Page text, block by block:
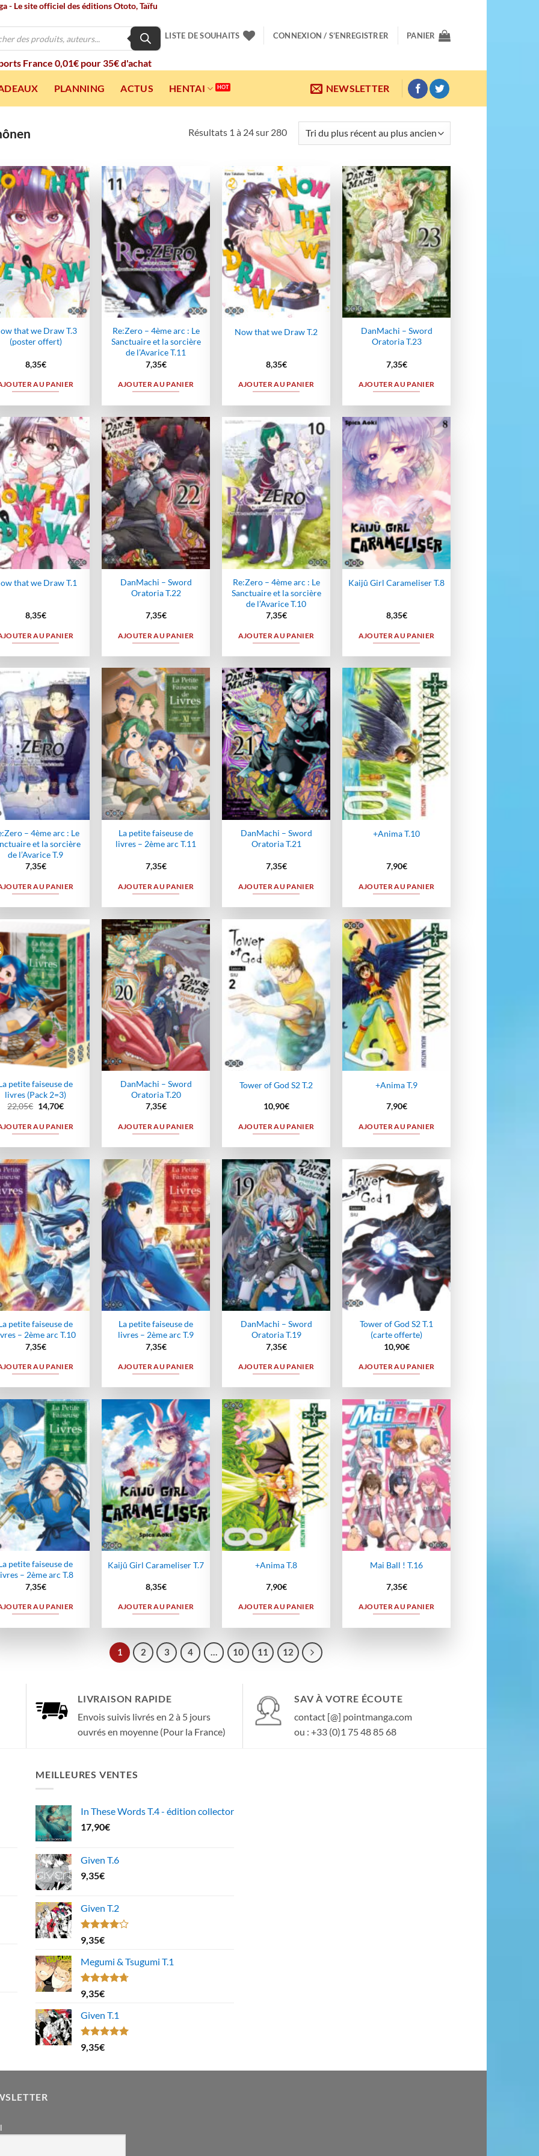
- Le site officiel des éditions Ototo, Taïfu
France 0,01€ pour 35€ d'achat
LISTE DE SOUHAITS CONNEXION / S’ENREGISTRER PANIER
PLANNING ACTUS HENTAI NEWSLETTER
Résultats 1 à 24 sur 280Trié
récent
au
plus
ancien
Ajouter
à la
wishlist
that we Draw T.3
(poster offert)
8,35€
AU PANIER
Ajouter
à la
wishlist
Re:Zero – 4ème arc : Le
Sanctuaire et la sorcière
de l’Avarice T.11
7,35€
AJOUTER AU PANIER
Ajouter
à la
wishlist
Now that we Draw T.2
8,35€
AJOUTER AU PANIER
Ajouter
à la
wishlist
DanMachi – Sword
Oratoria T.23
7,35€
AJOUTER AU PANIER
Ajouter
à la
wishlist
that we Draw T.1
8,35€
AU PANIER
Ajouter
à la
wishlist
DanMachi – Sword
Oratoria T.22
7,35€
AJOUTER AU PANIER
Ajouter
à la
wishlist
Re:Zero – 4ème arc : Le
Sanctuaire et la sorcière
de l’Avarice T.10
7,35€
AJOUTER AU PANIER
Ajouter
à la
wishlist
Kaijû Girl Carameliser T.8
8,35€
AJOUTER AU PANIER
Ajouter
à la
wishlist
– 4ème arc : Le
et la sorcière
de l’Avarice T.9
7,35€
AU PANIER
Ajouter
à la
wishlist
La petite faiseuse de
livres – 2ème arc T.11
7,35€
AJOUTER AU PANIER
Ajouter
à la
wishlist
DanMachi – Sword
Oratoria T.21
7,35€
AJOUTER AU PANIER
Ajouter
à la
wishlist
+Anima T.10
7,90€
AJOUTER AU PANIER
Ajouter
à la
wishlist
petite faiseuse de
livres (Pack 2=3)
22,05€ Le
initial
était :
14,70€Le
actuel
est :
AU PANIER
Ajouter
à la
wishlist
DanMachi – Sword
Oratoria T.20
7,35€
AJOUTER AU PANIER
Ajouter
wishlist
Tower of God S2 T.2
10,90€
AJOUTER AU PANIER
Ajouter
à la
wishlist
+Anima T.9
7,90€
AJOUTER AU PANIER
Ajouter
à la
wishlist
petite faiseuse de
– 2ème arc T.10
7,35€
AU PANIER
Ajouter
à la
wishlist
La petite faiseuse de
livres – 2ème arc T.9
7,35€
AJOUTER AU PANIER
Ajouter
à la
wishlist
DanMachi – Sword
Oratoria T.19
7,35€
AJOUTER AU PANIER
Ajouter
à la
wishlist
Tower of God S2 T.1
(carte offerte)
10,90€
AJOUTER AU PANIER
Ajouter
à la
wishlist
petite faiseuse de
– 2ème arc T.8
7,35€
AU PANIER
Ajouter
à la
wishlist
Kaijû Girl Carameliser T.7
8,35€
AJOUTER AU PANIER
Ajouter
à la
wishlist
+Anima T.8
7,90€
AJOUTER AU PANIER
Ajouter
à la
wishlist
Mai Ball ! T.16
7,35€
AJOUTER AU PANIER
1 2 3 4 … 10 11 12
LIVRAISON RAPIDE
Envois suivis livrés en 2 à 5 jours
ouvrés en moyenne (Pour la France)
SAV À VOTRE ÉCOUTE
contact [@] pointmanga.com
ou : +33 (0)1 75 48 85 68
MEILLEURES VENTES
In These Words T.4 - édition collector
17,90€
Given T.6
9,35€
Given T.2
Note
4.00
5
9,35€
Megumi & Tsugumi T.1
Note4.67
sur 5
9,35€
Given T.1
Note5.00
sur 5
9,35€